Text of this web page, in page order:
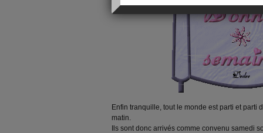
Enfin tranquille, tout le monde est parti et parti
matin.
Ils sont donc arrivés comme convenu samedi